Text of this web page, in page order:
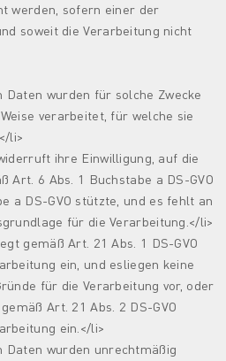
werden, sofern einer der
soweit die Verarbeitung nicht
Daten wurden für solche Zwecke
verarbeitet, für welche sie
li>
ihre Einwilligung, auf die
Art. 6 Abs. 1 Buchstabe a DS-GVO
a DS-GVO stützte, und es fehlt an
für die Verarbeitung.</li>
gemäß Art. 21 Abs. 1 DS-GVO
ein, und esliegen keine
für die Verarbeitung vor, oder
Art. 21 Abs. 2 DS-GVO
ein.</li>
Daten wurden unrechtmäßig